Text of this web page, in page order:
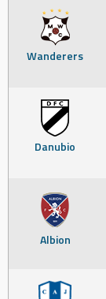
Wanderers
Danubio
Albion